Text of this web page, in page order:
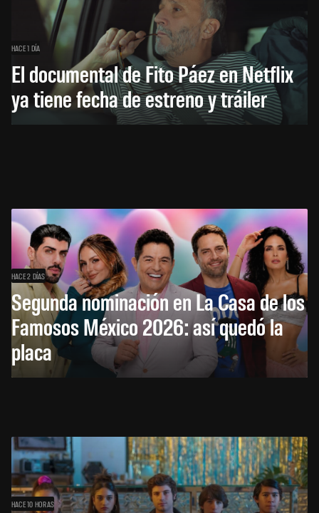
HACE 1 DÍA
El documental de Fito Páez en Netflix
ya tiene fecha de estreno y tráiler
HACE 2 DÍAS
Segunda nominación en La Casa de los
Famosos México 2026: así quedó la
placa
HACE 10 HORAS